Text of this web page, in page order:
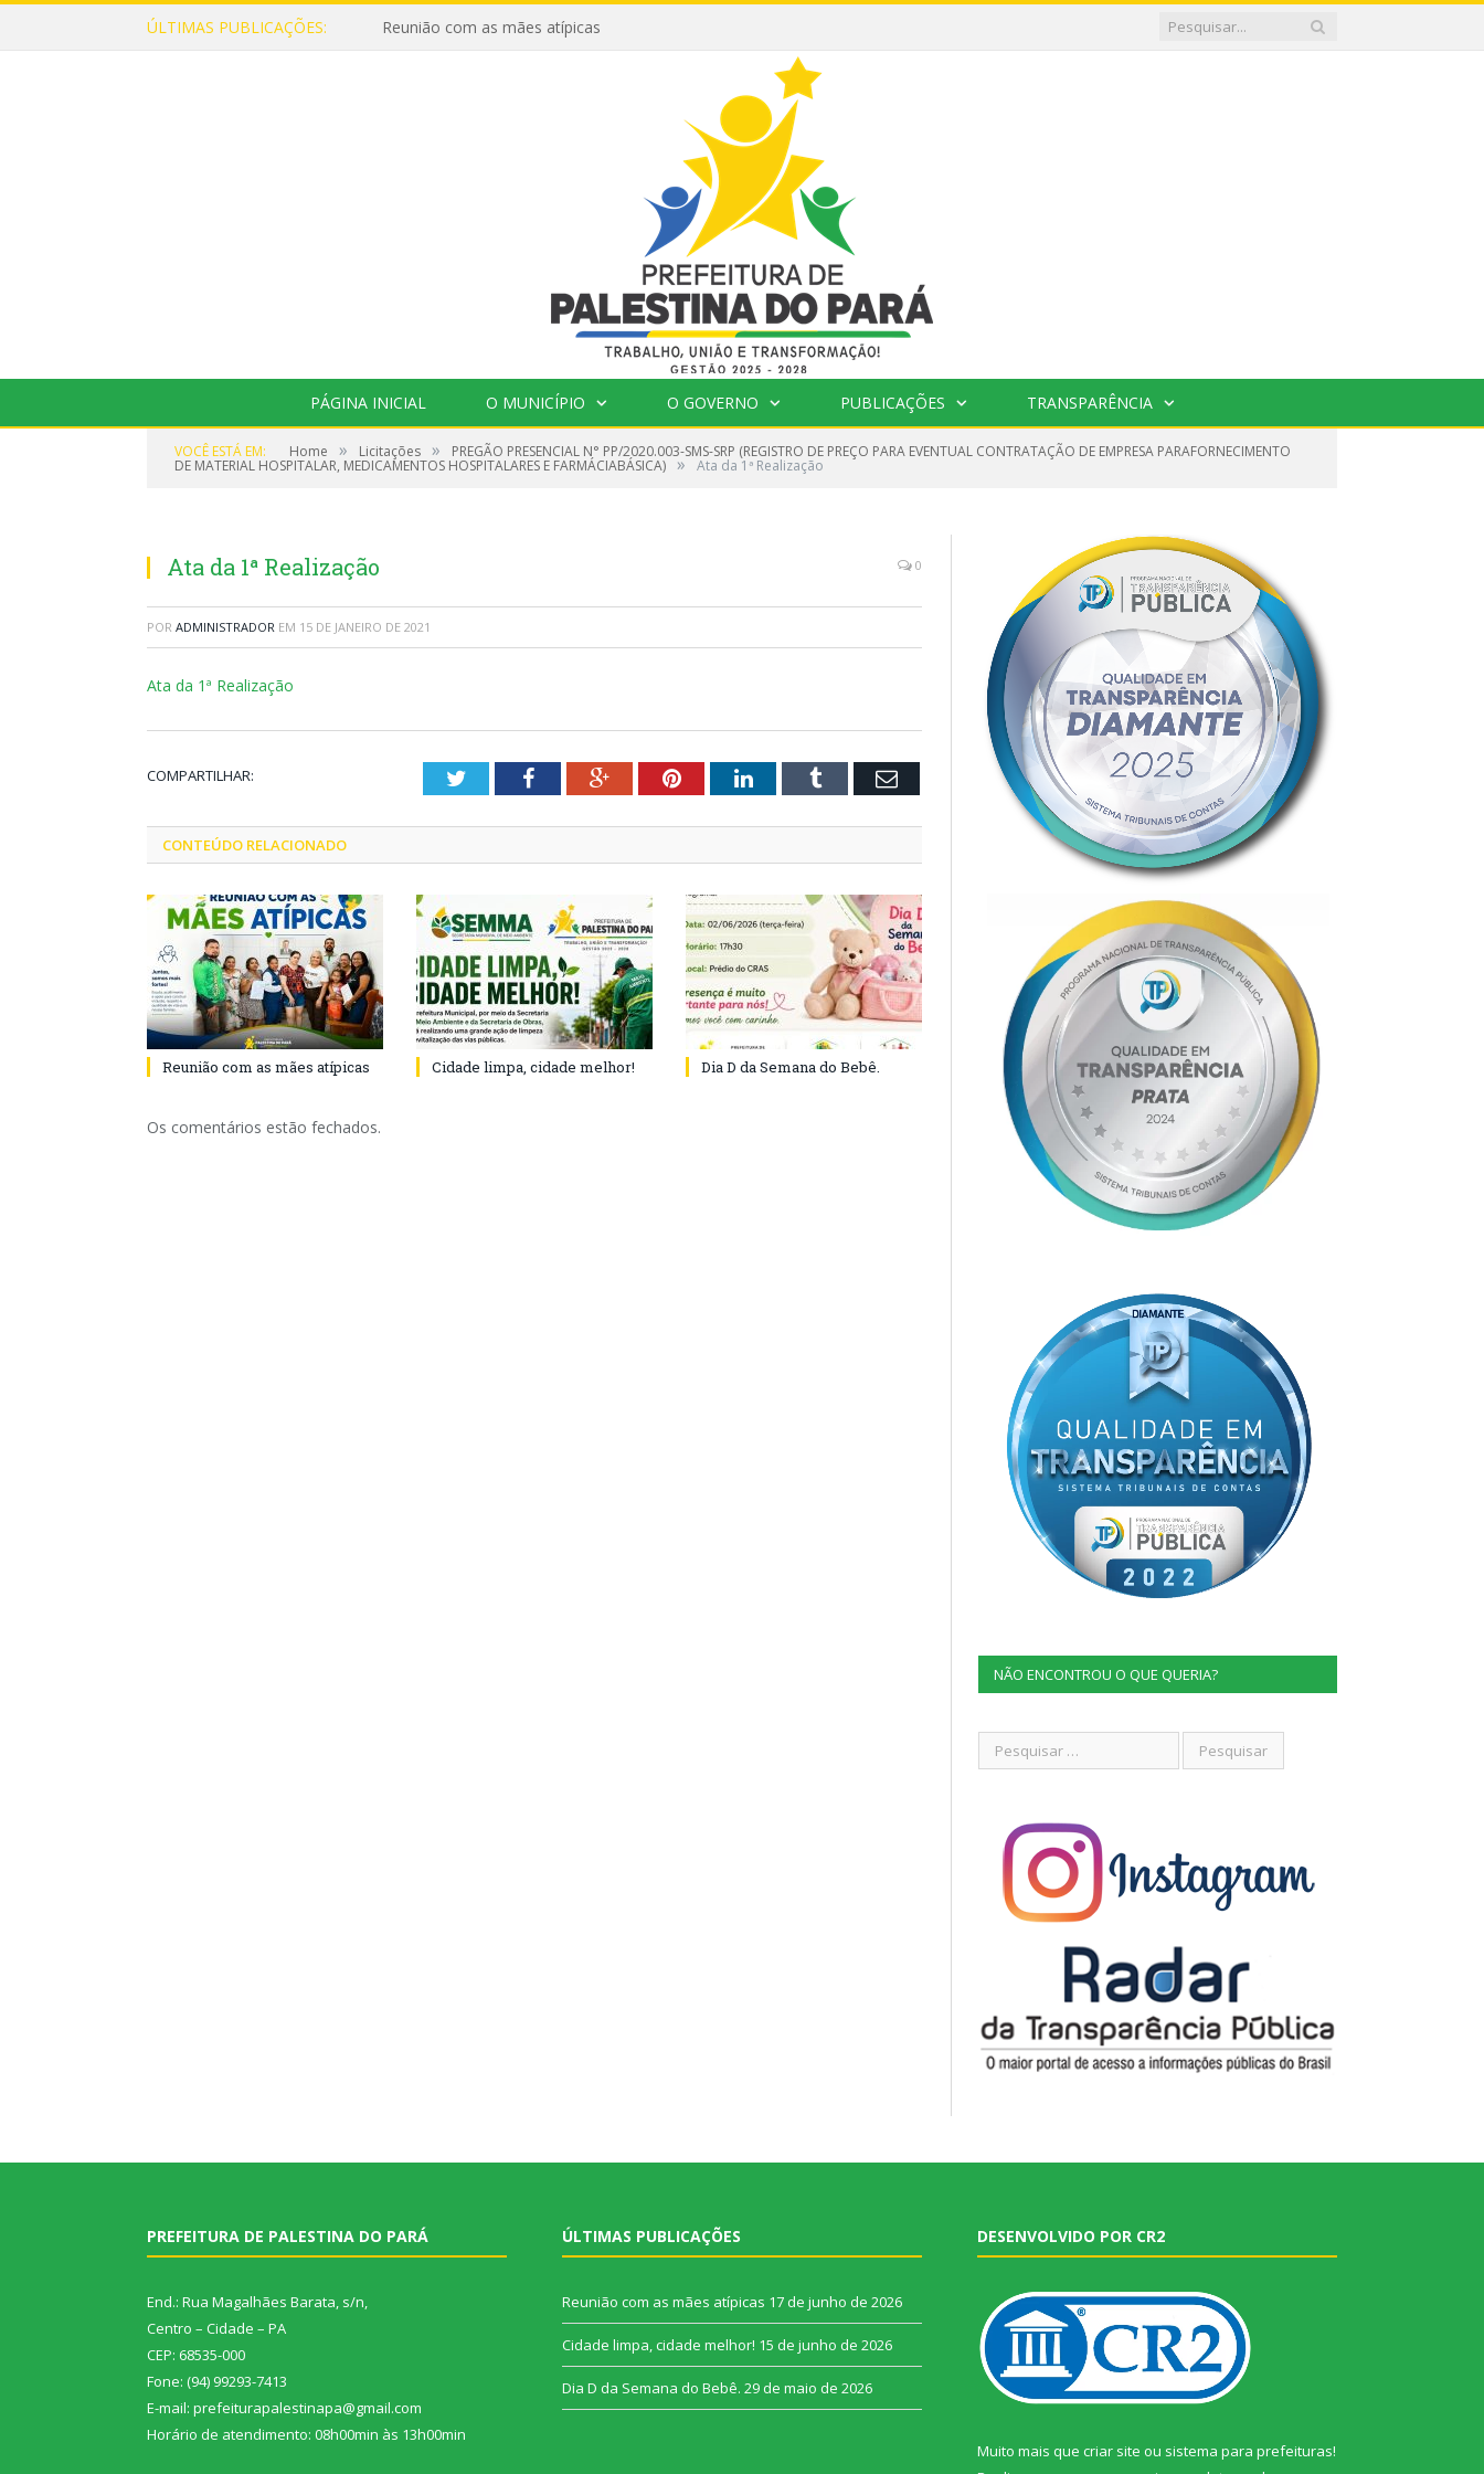
ÚLTIMAS PUBLICAÇÕES: Reunião com as mães atípicas
PÁGINA INICIAL O MUNICÍPIO O GOVERNO PUBLICAÇÕES TRANSPARÊNCIA
VOCÊ ESTÁ EM: Home » Licitações » PREGÃO PRESENCIAL N° PP/2020.003-SMS-SRP (REGISTRO DE PREÇO PARA EVENTUAL CONTRATAÇÃO DE EMPRESA PARAFORNECIMENTO
DE MATERIAL HOSPITALAR, MEDICAMENTOS HOSPITALARES E FARMÁCIABÁSICA) » Ata da 1ª Realização
Ata da 1ª Realização 0
POR ADMINISTRADOR EM 15 DE JANEIRO DE 2021
Ata da 1ª Realização
COMPARTILHAR: TwitterFacebookGoogle+PinterestLinkedInTumblr Email
CONTEÚDO RELACIONADO
Reunião com as mães atípicas Cidade limpa, cidade melhor! Dia D da Semana do Bebê.
Os comentários estão fechados.
NÃO ENCONTROU O QUE QUERIA?
PREFEITURA DE PALESTINA DO PARÁ
End.: Rua Magalhães Barata, s/n,
Centro – Cidade – PA
CEP: 68535-000
Fone: (94) 99293-7413
E-mail: prefeiturapalestinapa@gmail.com
Horário de atendimento: 08h00min às 13h00min
ÚLTIMAS PUBLICAÇÕES
Reunião com as mães atípicas 17 de junho de 2026
Cidade limpa, cidade melhor! 15 de junho de 2026
Dia D da Semana do Bebê. 29 de maio de 2026
DESENVOLVIDO POR CR2
Muito mais que criar site ou sistema para prefeituras!